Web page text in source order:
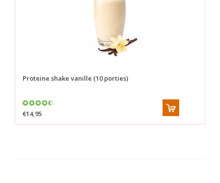
Proteine shake vanille (10 porties)
€14,95